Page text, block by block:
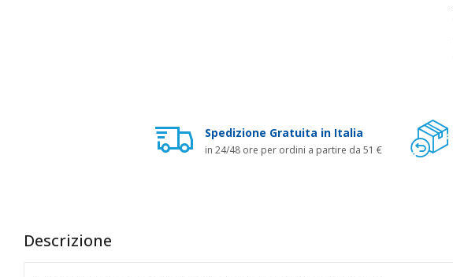
Spedizione Gratuita in Italia
in 24/48 ore per ordini a partire da 51 €
Descrizione